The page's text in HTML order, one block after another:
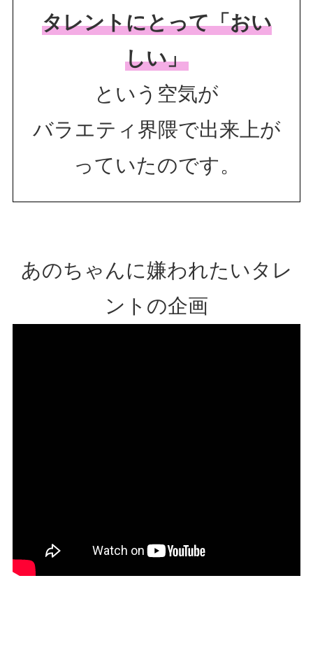
タレントにとって「おい
しい」
という空気が
バラエティ界隈で出来上が
っていたのです。
あのちゃんに嫌われたいタレ
ントの企画